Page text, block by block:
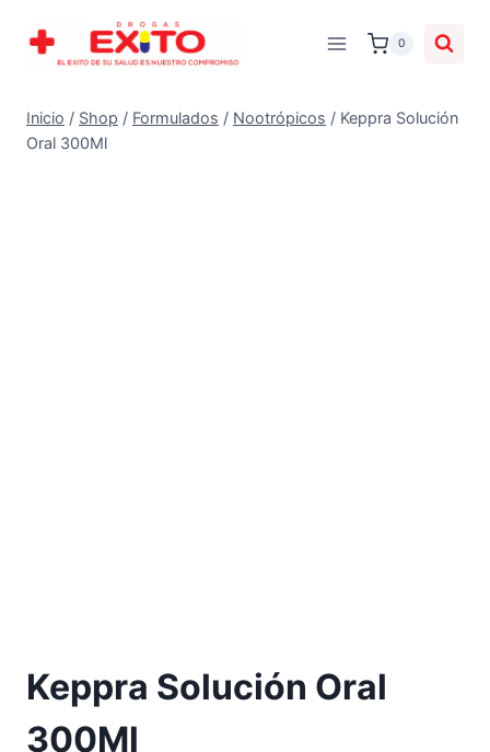
0
Inicio / Shop / Formulados / Nootrópicos / Keppra Solución
Oral 300Ml
Keppra Solución Oral
300Ml